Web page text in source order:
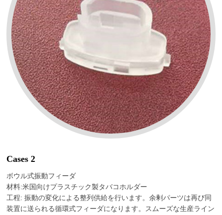
Cases 2
ボウル式振動フィーダ
材料:米国向けプラスチック製タバコホルダー
工程: 振動の変化による整列供給を行います。余剰パーツは再び同
装置に送られる循環式フィーダになります。スムーズな生産ライン